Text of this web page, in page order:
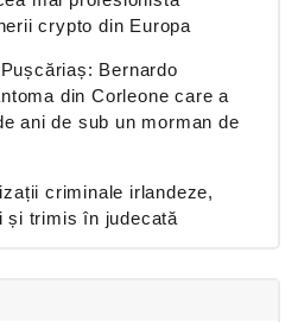
crypto din Europa
Bernardo
din Corleone care a
ani de sub un morman de
criminale irlandeze,
și trimis în judecată